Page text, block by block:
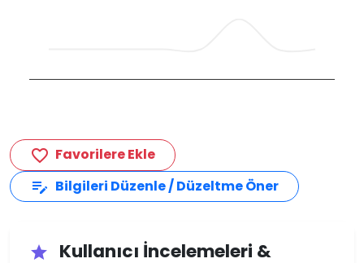
favorite_border Favorilere Ekle
edit_note Bilgileri Düzenle / Düzeltme Öner
star
Kullanıcı İncelemeleri &